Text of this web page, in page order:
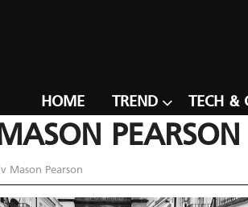
HOME TREND TECH &
PEARSON
Mason Pearson